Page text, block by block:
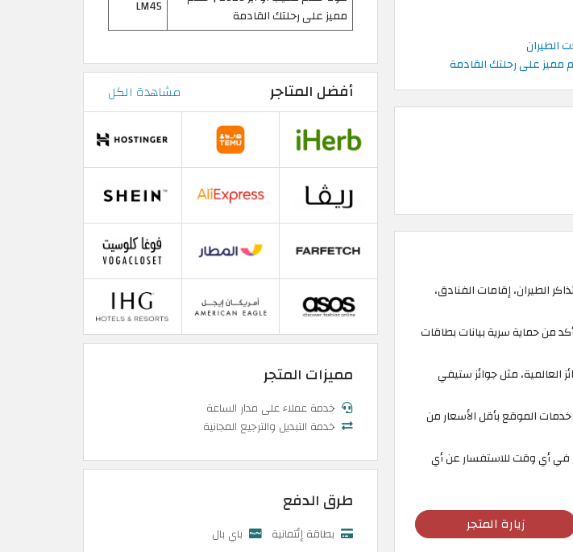
الطيران، إقامات الفنادق،
من حماية سرية بيانات بطاقات
مثل جوائز ستيفي
الموقع بأقل الأسعار من
في أي وقت للاستفسار عن أي
زيارة المتجر
مميز على رحلتك القادمة
LM45
أفضل المتاجر مشاهدة الكل
مميزات المتجر
خدمة عملاء على مدار الساعة
خدمة التبديل والترجيع المجانية
طرق الدفع
بطاقة إئتمانية باي بال